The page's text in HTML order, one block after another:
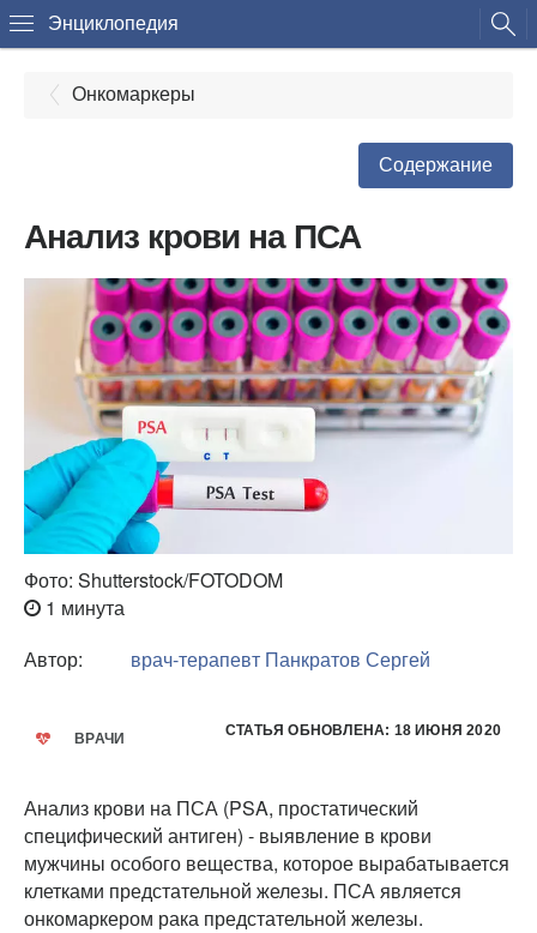
Энциклопедия
Онкомаркеры
Содержание
Анализ крови на ПСА
Фото: Shutterstock/FOTODOM
1 минута
Автор:
врач-терапевт Панкратов Сергей
ВРАЧИ СТАТЬЯ ОБНОВЛЕНА: 18 ИЮНЯ 2020
Анализ крови на ПСА (PSA, простатический
специфический антиген) - выявление в крови
мужчины особого вещества, которое вырабатывается
клетками предстательной железы. ПСА является
онкомаркером рака предстательной железы.